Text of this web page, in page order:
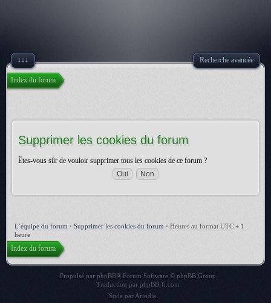
↓↓↓ Recherche avancée
Index du forum
Supprimer les cookies du forum
Êtes-vous sûr de vouloir supprimer tous les cookies de ce forum ?
L’équipe du forum • Supprimer les cookies du forum • Heures au format UTC + 1
heure
Index du forum
Propulsé par phpBB® Forum Software © phpBB Group
Traduction par phpBB-fr.com
Style par Artodia